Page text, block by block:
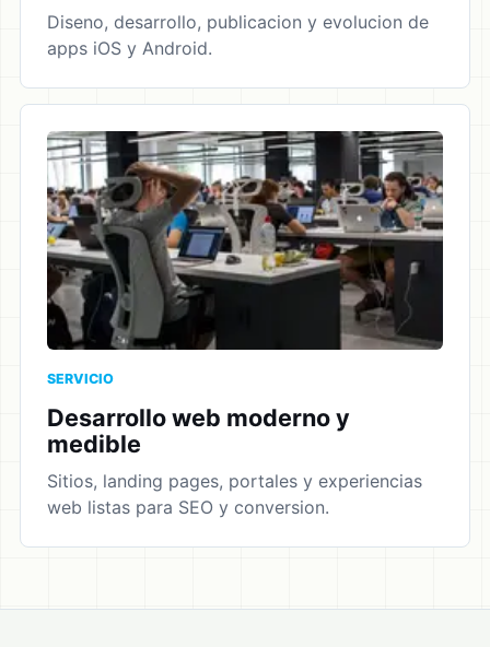
Diseno, desarrollo, publicacion y evolucion de
apps iOS y Android.
SERVICIO
Desarrollo web moderno y
medible
Sitios, landing pages, portales y experiencias
web listas para SEO y conversion.